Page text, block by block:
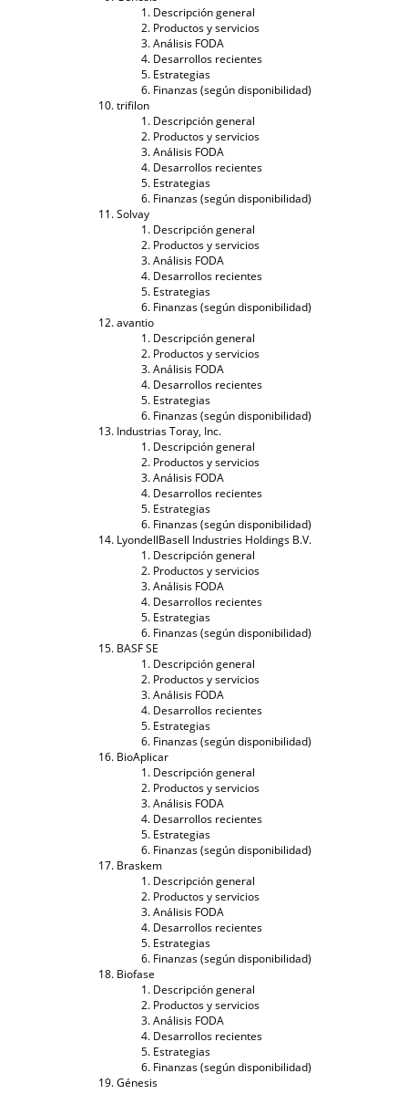
Descripción general
Productos y servicios
Análisis FODA
Desarrollos recientes
Estrategias
Finanzas (según disponibilidad)
trifilon
Descripción general
Productos y servicios
Análisis FODA
Desarrollos recientes
Estrategias
Finanzas (según disponibilidad)
Solvay
Descripción general
Productos y servicios
Análisis FODA
Desarrollos recientes
Estrategias
Finanzas (según disponibilidad)
avantio
Descripción general
Productos y servicios
Análisis FODA
Desarrollos recientes
Estrategias
Finanzas (según disponibilidad)
Industrias Toray, Inc.
Descripción general
Productos y servicios
Análisis FODA
Desarrollos recientes
Estrategias
Finanzas (según disponibilidad)
LyondellBasell Industries Holdings B.V.
Descripción general
Productos y servicios
Análisis FODA
Desarrollos recientes
Estrategias
Finanzas (según disponibilidad)
BASF SE
Descripción general
Productos y servicios
Análisis FODA
Desarrollos recientes
Estrategias
Finanzas (según disponibilidad)
BioAplicar
Descripción general
Productos y servicios
Análisis FODA
Desarrollos recientes
Estrategias
Finanzas (según disponibilidad)
Braskem
Descripción general
Productos y servicios
Análisis FODA
Desarrollos recientes
Estrategias
Finanzas (según disponibilidad)
Biofase
Descripción general
Productos y servicios
Análisis FODA
Desarrollos recientes
Estrategias
Finanzas (según disponibilidad)
Génesis